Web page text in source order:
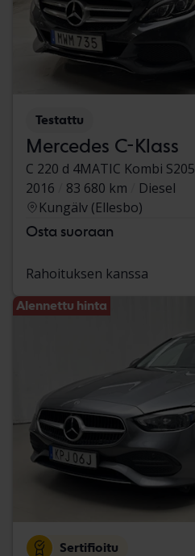
Testattu
Mercedes C-Klass
C 220 d 4MATIC Kombi S205
2016
83 680 km
Diesel
Kungälv (Ellesbo)
Osta suoraan
Rahoituksen kanssa
Alennettu hinta
Sertifioitu